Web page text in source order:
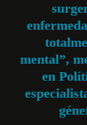
mental”,
en